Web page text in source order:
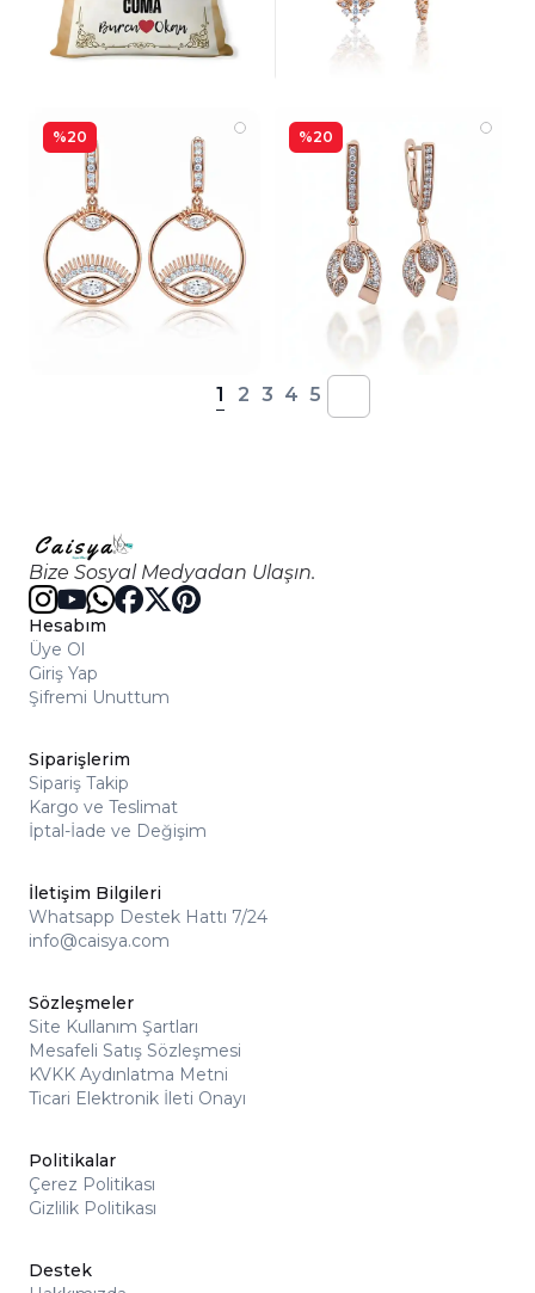
%20 %20
1 2 3 4 5
Bize Sosyal Medyadan Ulaşın.
Hesabım
Üye Ol
Giriş Yap
Şifremi Unuttum
Siparişlerim
Sipariş Takip
Kargo ve Teslimat
İptal-İade ve Değişim
İletişim Bilgileri
Whatsapp Destek Hattı 7/24
info@caisya.com
Sözleşmeler
Site Kullanım Şartları
Mesafeli Satış Sözleşmesi
KVKK Aydınlatma Metni
Ticari Elektronik İleti Onayı
Politikalar
Çerez Politikası
Gizlilik Politikası
Destek